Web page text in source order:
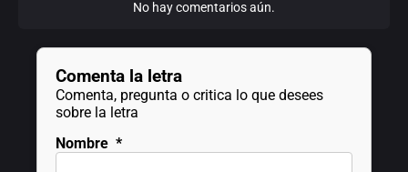
No hay comentarios aún.
Comenta la letra
Comenta, pregunta o critica lo que desees
sobre la letra
Nombre *